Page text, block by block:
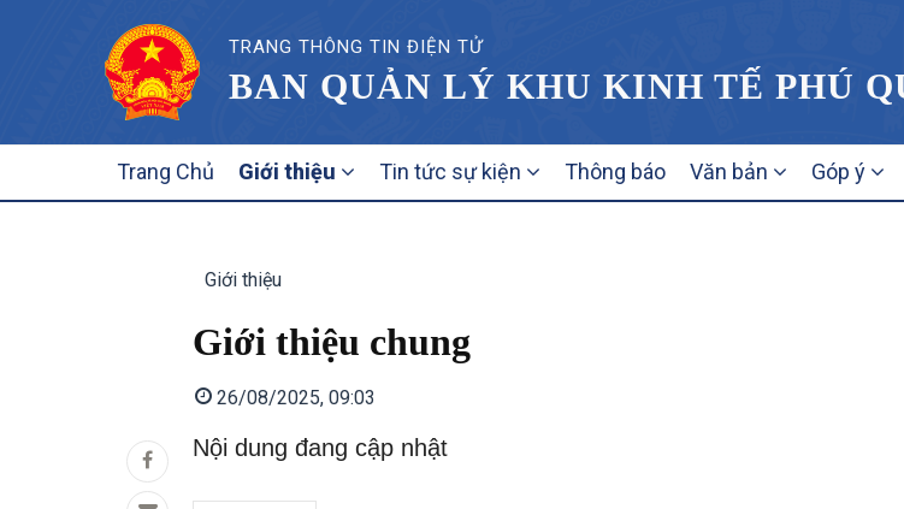
TRANG THÔNG TIN ĐIỆN TỬ
BAN QUẢN LÝ KHU KINH TẾ PHÚ
NAVIGATION
Trang Chủ Giới thiệu Tin tức sự kiện Thông báo Văn bản Góp ý
Giới thiệu
Giới thiệu chung
26/08/2025, 09:03
Nội dung đang cập nhật